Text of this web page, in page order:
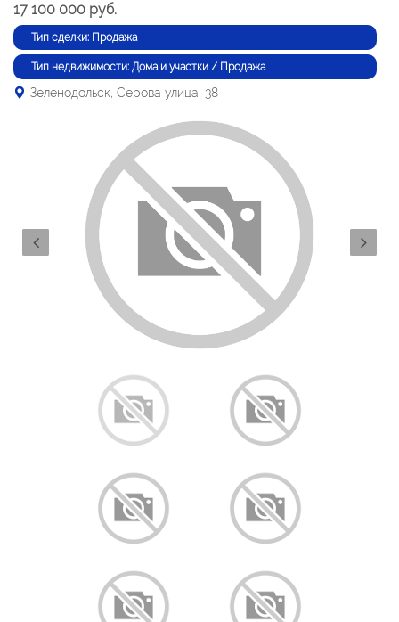
17 100 000 руб.
Тип сделки: Продажа
Тип недвижимости: Дома и участки / Продажа
Зеленодольск, Серова улица, 38